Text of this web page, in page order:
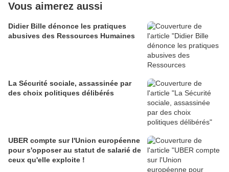
Vous aimerez aussi
Didier Bille dénonce les pratiques
abusives des Ressources Humaines
La Sécurité sociale, assassinée par
des choix politiques délibérés
UBER compte sur l'Union européenne
pour s'opposer au statut de salarié de
ceux qu'elle exploite !